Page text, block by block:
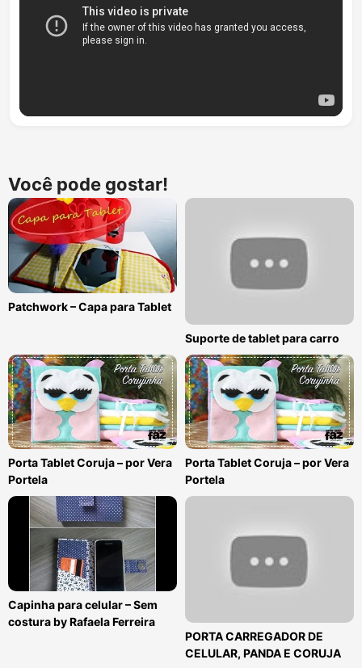
Você pode gostar!
Patchwork – Capa para Tablet
Suporte de tablet para carro
Porta Tablet Coruja – por Vera
Portela
Porta Tablet Coruja – por Vera
Portela
Capinha para celular – Sem
costura by Rafaela Ferreira
PORTA CARREGADOR DE
CELULAR, PANDA E CORUJA